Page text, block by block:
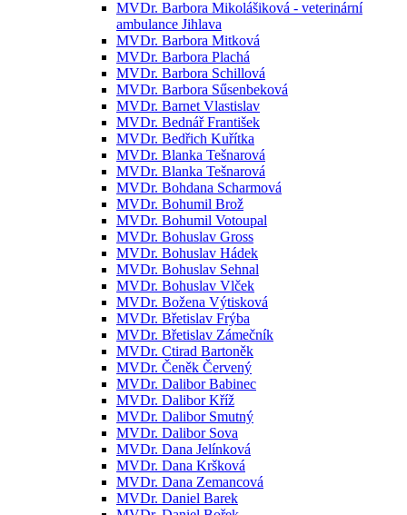
MVDr. Barbora Mikolášiková - veterinární
ambulance Jihlava
MVDr. Barbora Mitková
MVDr. Barbora Plachá
MVDr. Barbora Schillová
MVDr. Barbora Sűsenbeková
MVDr. Barnet Vlastislav
MVDr. Bednář František
MVDr. Bedřich Kuřítka
MVDr. Blanka Tešnarová
MVDr. Blanka Tešnarová
MVDr. Bohdana Scharmová
MVDr. Bohumil Brož
MVDr. Bohumil Votoupal
MVDr. Bohuslav Gross
MVDr. Bohuslav Hádek
MVDr. Bohuslav Sehnal
MVDr. Bohuslav Vlček
MVDr. Božena Výtisková
MVDr. Břetislav Frýba
MVDr. Břetislav Zámečník
MVDr. Ctirad Bartoněk
MVDr. Čeněk Červený
MVDr. Dalibor Babinec
MVDr. Dalibor Kříž
MVDr. Dalibor Smutný
MVDr. Dalibor Sova
MVDr. Dana Jelínková
MVDr. Dana Kršková
MVDr. Dana Zemancová
MVDr. Daniel Barek